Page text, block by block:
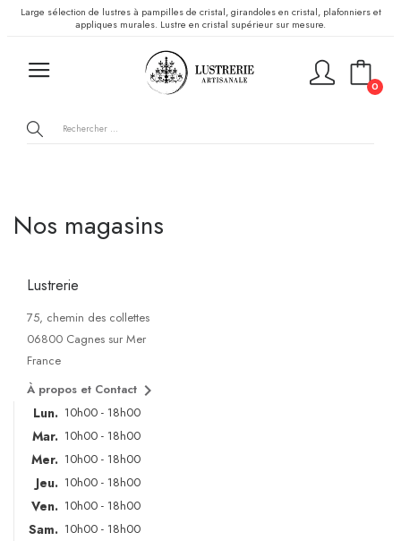
Large sélection de lustres à pampilles de cristal, girandoles en cristal, plafonniers et
appliques murales. Lustre en cristal supérieur sur mesure.
0
Nos magasins
Lustrerie
75, chemin des collettes
06800 Cagnes sur Mer
France
À propos et Contact 
Lun. 10h00 - 18h00
Mar. 10h00 - 18h00
Mer. 10h00 - 18h00
Jeu. 10h00 - 18h00
Ven. 10h00 - 18h00
Sam. 10h00 - 18h00